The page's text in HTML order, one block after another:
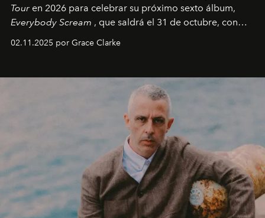
Tour en 2026 para celebrar su próximo sexto álbum,
Everybody Scream , que saldrá el 31 de octubre, con
02.11.2025 por Grace Clarke